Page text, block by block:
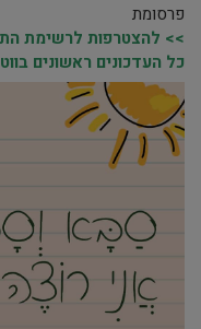
פרסומת
>> להצטרפות לרשימת
כל העדכונים ראשונים